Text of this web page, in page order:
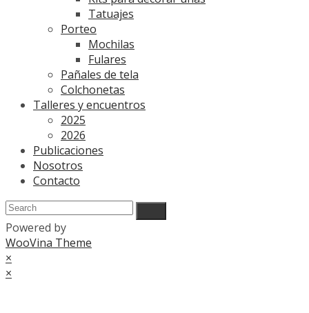
Tatuajes
Porteo
Mochilas
Fulares
Pañales de tela
Colchonetas
Talleres y encuentros
2025
2026
Publicaciones
Nosotros
Contacto
Powered by
WooVina Theme
×
×